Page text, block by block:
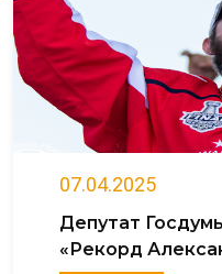
07.04.2025
Депутат
«Рекорд